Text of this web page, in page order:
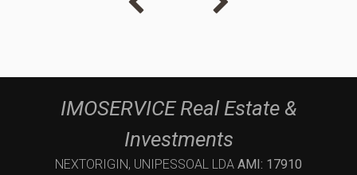
IMOSERVICE Real Estate &
Investments
NEXTORIGIN, UNIPESSOAL LDA AMI: 17910